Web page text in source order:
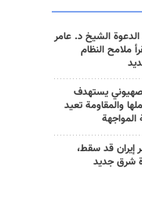
الشيخ د. عامر
ملامح النظام
يستهدف
والمقاومة تعيد
قد سقط،
شرق جديد